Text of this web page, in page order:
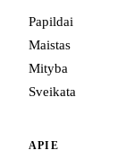
Papildai
Maistas
Mityba
Sveikata
APIE